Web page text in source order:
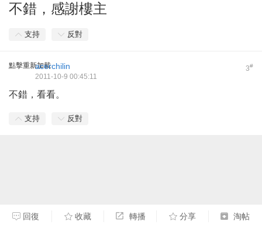
不錯，感謝樓主
支持 反對
點擊重新加載 3#
acerchilin
2011-10-9 00:45:11
不錯，看看。
支持 反對
回復 收藏 轉播 分享 淘帖